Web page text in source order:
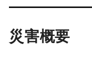
災害概要